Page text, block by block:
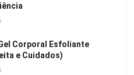
Corporal Esfoliante
e Cuidados)